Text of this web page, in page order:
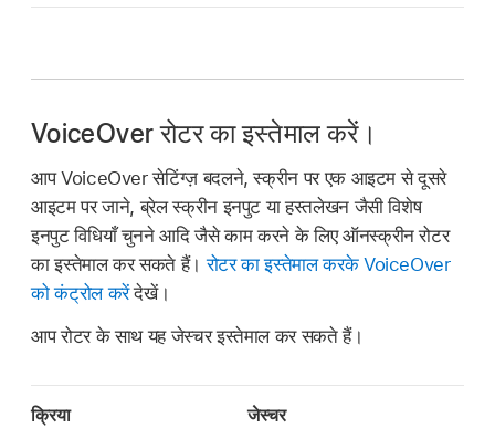
VoiceOver रोटर का इस्तेमाल करें।
आप VoiceOver सेटिंग्ज़ बदलने, स्क्रीन पर एक आइटम से दूसरे
आइटम पर जाने, ब्रेल स्क्रीन इनपुट या हस्तलेखन जैसी विशेष
इनपुट विधियाँ चुनने आदि जैसे काम करने के लिए ऑनस्क्रीन रोटर
का इस्तेमाल कर सकते हैं।रोटर का इस्तेमाल करके VoiceOver
को कंट्रोल करेंदेखें।
आप रोटर के साथ यह जेस्चर इस्तेमाल कर सकते हैं।
क्रिया जेस्चर